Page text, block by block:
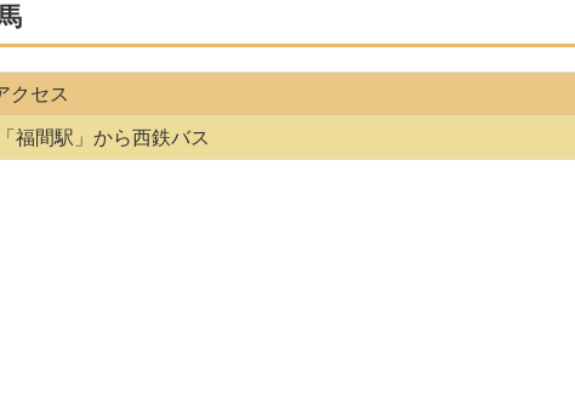
クセス
福間駅」から西鉄バス